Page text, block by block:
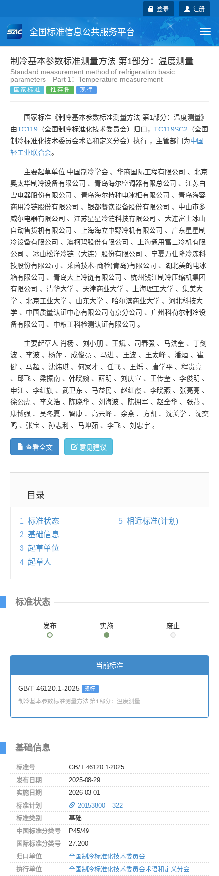
注册
登录
全国标准信息公共服务平台
国家标准 行业标准 地方标准
团体标准 企业标准 国际标准
制冷基本参数标准测量方法 第1部分：温度测量
Standard measurement method of refrigeration basic
parameters—Part 1：Temperature measurement
国家标准 推荐性 现行
国家标准《制冷基本参数标准测量方法 第1部分：温度测量》
由TC119 （全国制冷标准化技术委员会）归口， TC119SC2 （全国
制冷标准化技术委员会术语和定义分会）执行 ，主管部门为中国
轻工业联合会。
主要起草单位 中国制冷学会 、 华商国际工程有限公司 、 北京
奥太华制冷设备有限公司 、 青岛海尔空调器有限总公司 、 江苏白
雪电器股份有限公司 、 青岛海尔特种电冰柜有限公司 、 青岛海容
商用冷链股份有限公司 、 银都餐饮设备股份有限公司 、 中山市多
威尔电器有限公司 、 江苏星星冷链科技有限公司 、 大连富士冰山
自动售货机有限公司 、 上海海立中野冷机有限公司 、 广东星星制
冷设备有限公司 、 澳柯玛股份有限公司 、
上海通用富士冷机有限
公司 、 冰山松洋冷链（大连）股份有限公司 、 宁夏万仕隆冷冻科
技股份有限公司 、 莱茵技术-商检(青岛)有限公司 、 湖北美的电冰
箱有限公司 、 青岛大上冷链有限公司 、 杭州钱江制冷压缩机集团
有限公司 、 清华大学 、 天津商业大学 、 上海理工大学 、 集美大
学 、 北京工业大学 、 山东大学 、 哈尔滨商业大学 、 河北科技大
学 、 中国质量认证中心有限公司南京分公司 、 广州科勒尔制冷设
备有限公司 、 中粮工科检测认证有限公司 。
主要起草人 肖杨 、 刘小朋 、 王斌 、 司春强 、 马洪奎 、 丁剑
波 、 李波 、 杨萍 、 成俊亮 、 马进 、 王波 、 王太峰 、 潘烜 、 崔
健 、 马超 、 沈炜琪 、 何家才 、 任飞 、 王烁 、 唐学平 、 程贵亮
、 邱飞 、 梁振南 、 韩晓婉 、 薛明 、 刘庆宣 、 王传奎 、 李俊明 、
申江 、 李红旗 、 武卫东 、 马益民 、 赵红霞 、 李晓燕 、 张亮亮 、
徐公虎 、 李文浩 、 陈晓华 、 刘海波 、 陈拥军 、 赵全华 、 张燕 、
康博强 、 吴冬夏 、 智康 、 高云峰 、 余燕 、 方凯 、 沈关学 、 沈奕
鸣 、 张宝 、 孙志利 、 马坤茹 、 李飞 、 刘忠宇 。
查看全文 意见建议
目录
1 标准状态
2 基础信息
3 起草单位
4 起草人
5 相近标准(计划)
标准状态
发布 实施 废止
当前标准
GB/T 46120.1-2025 现行
制冷基本参数标准测量方法 第1部分：温度测量
基础信息
标准号
GB/T 46120.1-2025
发布日期
2025-08-29
实施日期
2026-03-01
标准计划
20153800-T-322
标准类别
基础
中国标准分类号
P45/49
国际标准分类号
27.200
归口单位
全国制冷标准化技术委员会
执行单位
全国制冷标准化技术委员会术语和定义分会